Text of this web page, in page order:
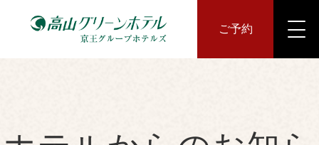
ご予約